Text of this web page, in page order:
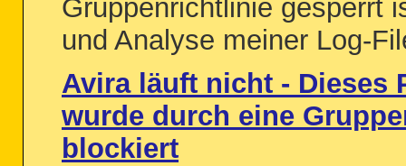
Gruppenrichtlinie gesperrt
und Analyse meiner Log-
Avira läuft nicht - Dieses
wurde durch eine
blockiert